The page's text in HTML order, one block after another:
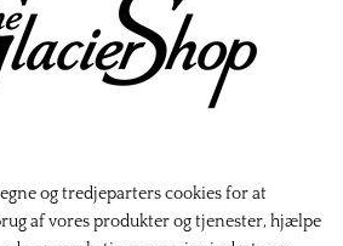
og tredjeparters cookies for at
af vores produkter og tjenester, hjælpe